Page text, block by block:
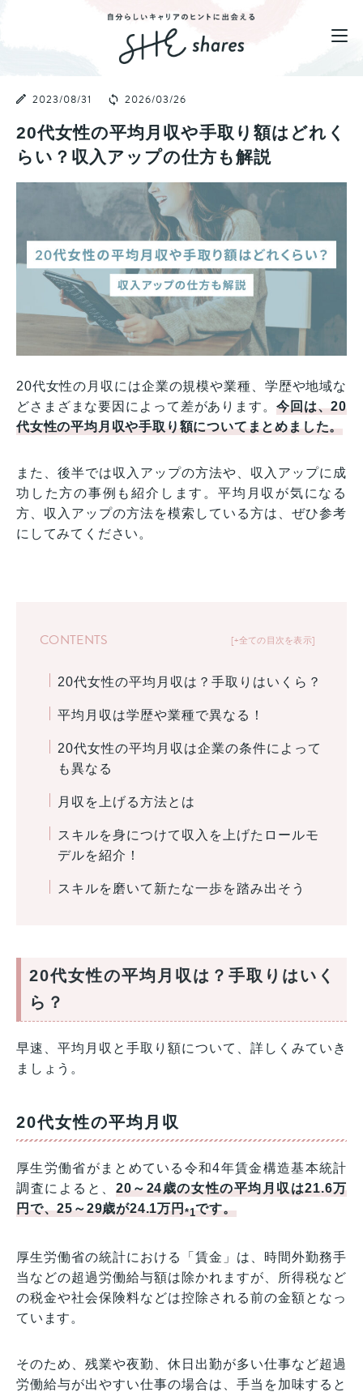
2023/08/31 2026/03/26
20代女性の平均月収や手取り額はどれく
らい？収入アップの仕方も解説
20代女性の月収には企業の規模や業種、学歴や地域な
どさまざまな要因によって差があります。 今回は、20
代女性の平均月収や手取り額についてまとめました。
また、後半では収入アップの方法や、収入アップに成
功した方の事例も紹介します。平均月収が気になる
方、収入アップの方法を模索している方は、ぜひ参考
にしてみてください。
+全ての目次を表示
CONTENTS
20代女性の平均月収は？手取りはいくら？
平均月収は学歴や業種で異なる！
20代女性の平均月収は企業の条件によって
も異なる
月収を上げる方法とは
スキルを身につけて収入を上げたロールモ
デルを紹介！
スキルを磨いて新たな一歩を踏み出そう
20代女性の平均月収は？手取りはいく
ら？
早速、平均月収と手取り額について、詳しくみていき
ましょう。
20代女性の平均月収
厚生労働省がまとめている令和4年賃金構造基本統計
調査によると、 20～24歳の女性の平均月収は21.6万
円で、25～29歳が24.1万円*1です。
厚生労働省の統計における「賃金」は、時間外勤務手
当などの超過労働給与額は除かれますが、所得税など
の税金や社会保険料などは控除される前の金額となっ
ています。
そのため、残業や夜勤、休日出勤が多い仕事など超過
労働給与が出やすい仕事の場合は、手当を加味すると